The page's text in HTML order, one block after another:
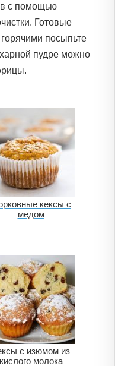
с помощью
Готовые
горячими посыпьте
пудре можно
кексы с
медом
с изюмом из
кислого молока